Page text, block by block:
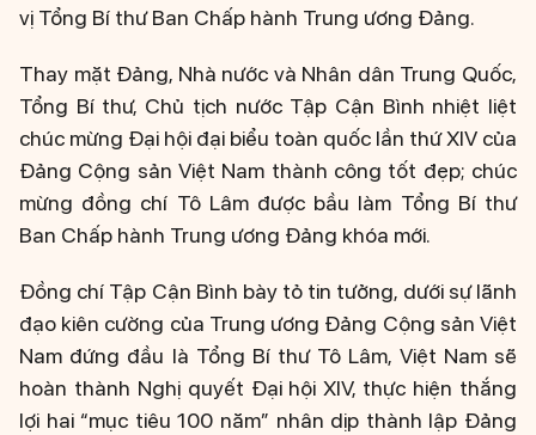
vị Tổng Bí thư Ban Chấp hành Trung ương Đảng.
Thay mặt Đảng, Nhà nước và Nhân dân Trung Quốc,
Tổng Bí thư, Chủ tịch nước Tập Cận Bình nhiệt liệt
chúc mừng Đại hội đại biểu toàn quốc lần thứ XIV của
Đảng Cộng sản Việt Nam thành công tốt đẹp; chúc
mừng đồng chí Tô Lâm được bầu làm Tổng Bí thư
Ban Chấp hành Trung ương Đảng khóa mới.
Đồng chí Tập Cận Bình bày tỏ tin tưởng, dưới sự lãnh
đạo kiên cường của Trung ương Đảng Cộng sản Việt
Nam đứng đầu là Tổng Bí thư Tô Lâm, Việt Nam sẽ
hoàn thành Nghị quyết Đại hội XIV, thực hiện thắng
lợi hai “mục tiêu 100 năm” nhân dịp thành lập Đảng